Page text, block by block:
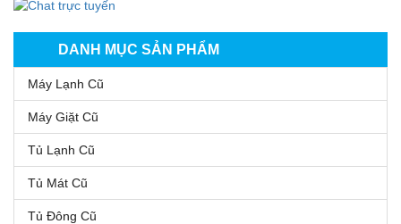
DANH MỤC SẢN PHẨM
Máy Lạnh Cũ
Máy Giặt Cũ
Tủ Lạnh Cũ
Tủ Mát Cũ
Tủ Đông Cũ